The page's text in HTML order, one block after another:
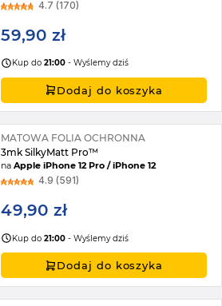
4.7 (170)
59,90 zł
Kup do21:00 - Wyślemy dziś
Dodaj do koszyka
MATOWA FOLIA OCHRONNA
3mk SilkyMatt Pro™
naApple iPhone 12 Pro / iPhone 12
4.9 (591)
49,90 zł
Kup do21:00 - Wyślemy dziś
Dodaj do koszyka